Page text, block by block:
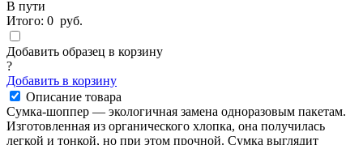
В пути
Итого: 0 руб.
Добавить образец в корзину
?
Добавить в корзину
Описание товара
Сумка-шоппер — экологичная замена одноразовым пакетам.
Изготовленная из органического хлопка, она получилась
легкой и тонкой, но при этом прочной. Сумка выглядит